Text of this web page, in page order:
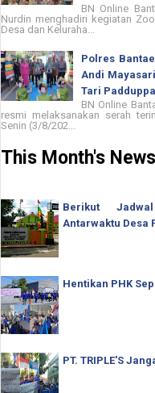
BN Online
Nurdin menghadiri kegiatan
Desa dan Keluraha...
Polres
Andi
Tari Padduppa
BN Online
resmi melaksanakan serah
Senin (3/8/202...
This Month's News
Berikut
Antarwaktu Desa
Hentikan PHK
PT. TRIPLE'S